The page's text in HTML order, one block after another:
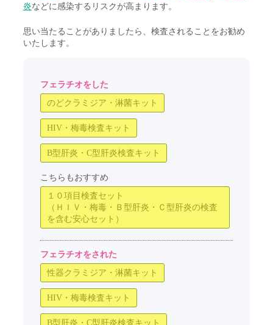
炎などに感染するリスクが高まります。
思い当たることがありましたら、検査されることをお勧め
いたします。
フェラチオをした
のどクラミジア・淋菌キット
HIV・梅毒検査キット
B型肝炎・C型肝炎検査キット
こちらもおすすめ
１０項目検査セット
（ＨＩＶ・梅毒・Ｂ型肝炎・Ｃ型肝炎の検査
を含む安心セット）
フェラチオをされた
性器クラミジア・淋菌キット
HIV・梅毒検査キット
B型肝炎・C型肝炎検査キット